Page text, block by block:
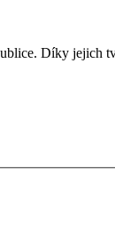
Díky jejich